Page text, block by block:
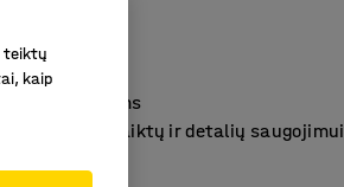
:202001
dėžutėms
smulkių daiktų ir detalių saugojimui
teiktų
kaip